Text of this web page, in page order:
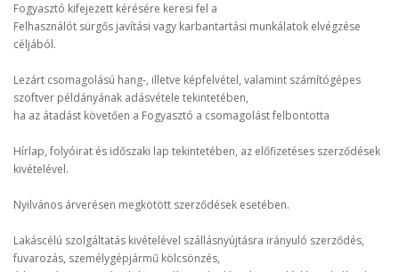
Fogyasztó kifejezett kérésére keresi fel a
Felhasználót sürgős javítási vagy karbantartási munkálatok elvégzése
céljából.
Lezárt csomagolású hang-, illetve képfelvétel, valamint számítógépes
szoftver példányának adásvétele tekintetében,
ha az átadást követően a Fogyasztó a csomagolást felbontotta
Hírlap, folyóirat és időszaki lap tekintetében, az előfizetéses szerződések
kivételével.
Nyilvános árverésen megkötött szerződések esetében.
Lakáscélú szolgáltatás kivételével szállásnyújtásra irányuló szerződés,
fuvarozás, személygépjármű kölcsönzés,